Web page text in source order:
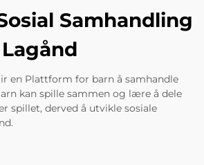
Samhandling
en Plattform for barn å samhandle
kan spille sammen og lære å dele
spillet, derved å utvikle sosiale